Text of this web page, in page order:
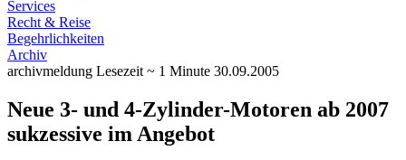
Services
Recht & Reise
Begehrlichkeiten
Archiv
archivmeldung Lesezeit ~ 1 Minute 30.09.2005
Neue 3- und 4-Zylinder-Motoren ab 2007
sukzessive im Angebot